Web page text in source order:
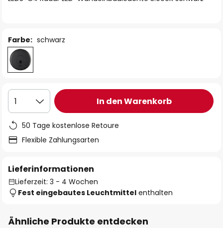
Farbe: schwarz
1 In den Warenkorb
50 Tage kostenlose Retoure
Flexible Zahlungsarten
Lieferinformationen
Lieferzeit: 3 - 4 Wochen
Fest eingebautes Leuchtmittel enthalten
Ähnliche Produkte entdecken